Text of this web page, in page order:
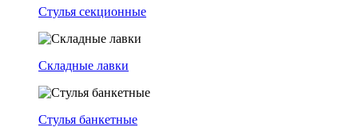
Стулья секционные
Складные лавки
Стулья банкетные